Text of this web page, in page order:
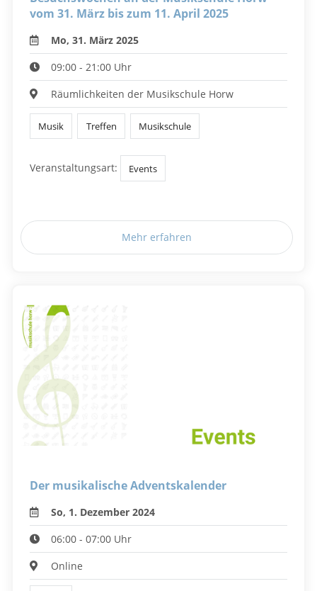
vom 31. März bis zum 11. April 2025
Mo, 31. März 2025
09:00 - 21:00 Uhr
Räumlichkeiten der Musikschule Horw
Musik Treffen Musikschule
Veranstaltungsart: Events
Mehr erfahren
Der musikalische Adventskalender
So, 1. Dezember 2024
06:00 - 07:00 Uhr
Online